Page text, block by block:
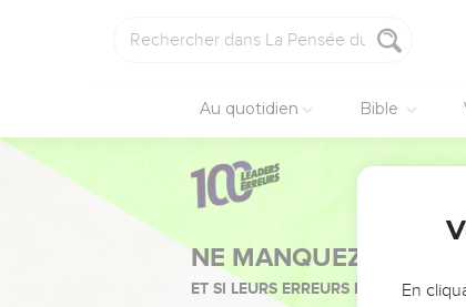
Au quotidien Bible
NE MANQUEZ PAS
ET SI LEURS ERREURS POUVAIENT
En